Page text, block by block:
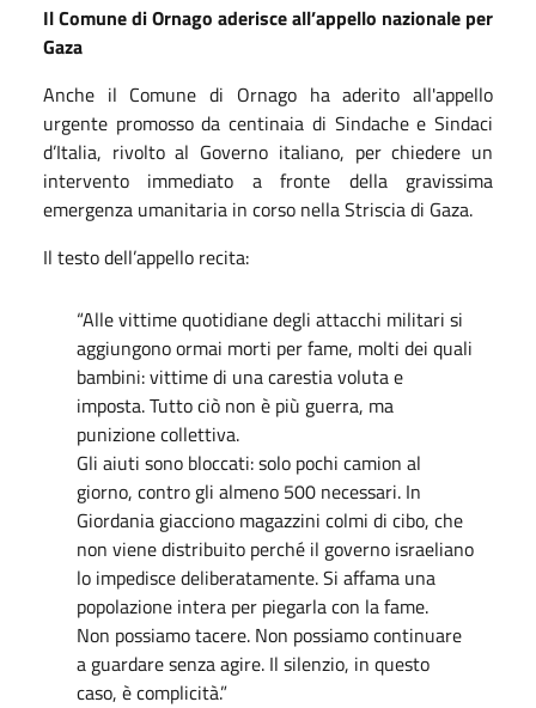
Il Comune di Ornago aderisce all’appello nazionale per
Gaza
Anche il Comune di Ornago ha aderito all'appello
urgente promosso da centinaia di Sindache e Sindaci
d’Italia, rivolto al Governo italiano, per chiedere un
intervento immediato a fronte della gravissima
emergenza umanitaria in corso nella Striscia di Gaza.
Il testo dell’appello recita:
“Alle vittime quotidiane degli attacchi militari si
aggiungono ormai morti per fame, molti dei quali
bambini: vittime di una carestia voluta e
imposta. Tutto ciò non è più guerra, ma
punizione collettiva.
Gli aiuti sono bloccati: solo pochi camion al
giorno, contro gli almeno 500 necessari. In
Giordania giacciono magazzini colmi di cibo, che
non viene distribuito perché il governo israeliano
lo impedisce deliberatamente. Si affama una
popolazione intera per piegarla con la fame.
Non possiamo tacere. Non possiamo continuare
a guardare senza agire. Il silenzio, in questo
caso, è complicità.”